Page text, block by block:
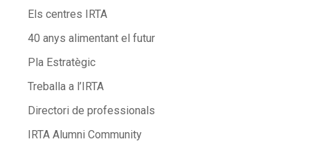
Els centres IRTA
40 anys alimentant el futur
Pla Estratègic
Treballa a l’IRTA
Directori de professionals
IRTA Alumni Community